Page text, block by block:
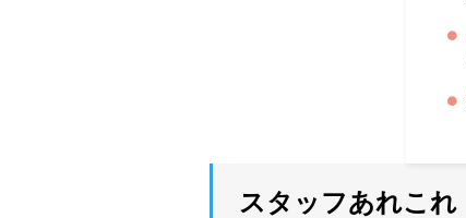
スタッフあれこれ